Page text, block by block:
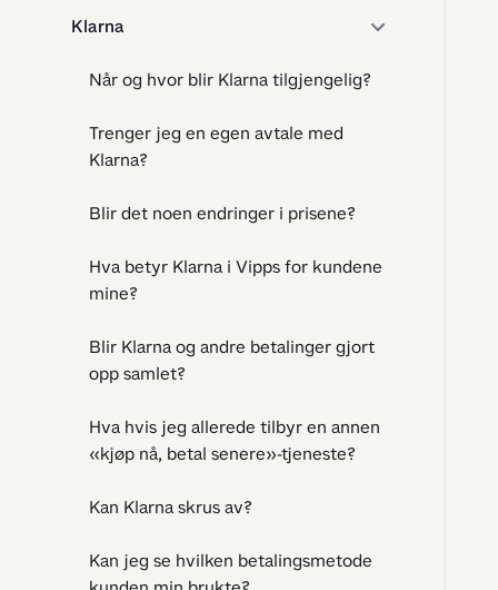
Klarna
Når og hvor blir Klarna tilgjengelig?
Trenger jeg en egen avtale med
Klarna?
Blir det noen endringer i prisene?
Hva betyr Klarna i Vipps for kundene
mine?
Blir Klarna og andre betalinger gjort
opp samlet?
Hva hvis jeg allerede tilbyr en annen
«kjøp nå, betal senere»-tjeneste?
Kan Klarna skrus av?
Kan jeg se hvilken betalingsmetode